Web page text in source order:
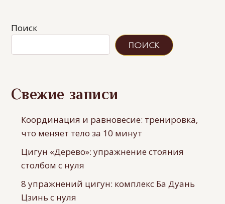
Поиск
ПОИСК
Свежие записи
Координация и равновесие: тренировка,
что меняет тело за 10 минут
Цигун «Дерево»: упражнение стояния
столбом с нуля
8 упражнений цигун: комплекс Ба Дуань
Цзинь с нуля